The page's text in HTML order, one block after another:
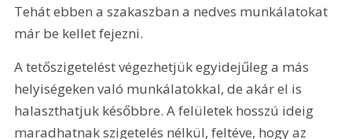
Tehát ebben a szakaszban a nedves munkálatokat
már be kellet fejezni.
A tetőszigetelést végezhetjük egyidejűleg a más
helyiségeken való munkálatokkal, de akár el is
halaszthatjuk későbbre. A felületek hosszú ideig
maradhatnak szigetelés nélkül, feltéve, hogy az